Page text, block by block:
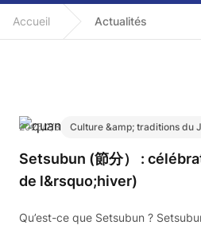
Accueil Actualités
2026/2/3 Culture &amp; traditions du
Setsubun (節分） :
de l&rsquo;hiver)
Qu’est-ce que Setsubun ?